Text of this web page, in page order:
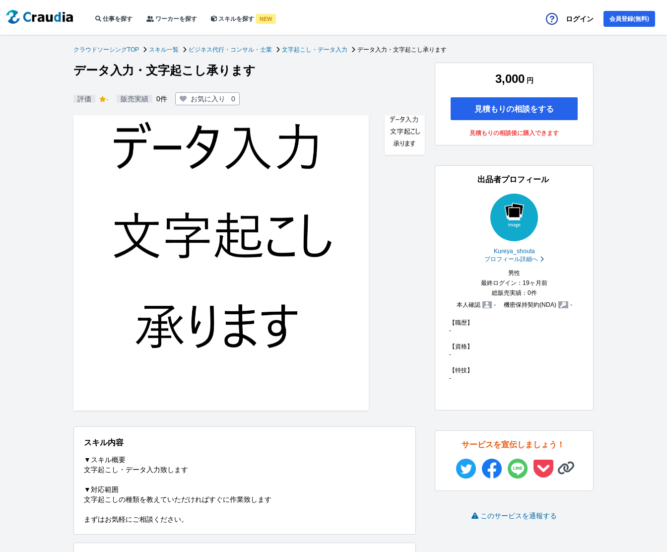
仕事を探す ワーカーを探す スキルを探す NEW ログイン 会員登録(無料)
クラウドソーシングTOP スキル一覧 ビジネス代行・コンサル・士業 文字起こし・データ入力 データ入力・文字起こし承ります
データ入力・文字起こし承ります
評価 - 販売実績 0件 お気に入り 0
スキル内容
▼スキル概要
文字起こし・データ入力致します
▼対応範囲
文字起こしの種類を教えていただければすぐに作業致します
まずはお気軽にご相談ください。
3,000 円
見積もりの相談をする
見積もりの相談後に購入できます
出品者プロフィール
Kureya_shouta
プロフィール詳細へ
男性
最終ログイン：19ヶ月前
総販売実績：0件
本人確認
- 機密保持契約(NDA) -
【職歴】
-
【資格】
-
【特技】
-
サービスを宣伝しましょう！
このサービスを通報する